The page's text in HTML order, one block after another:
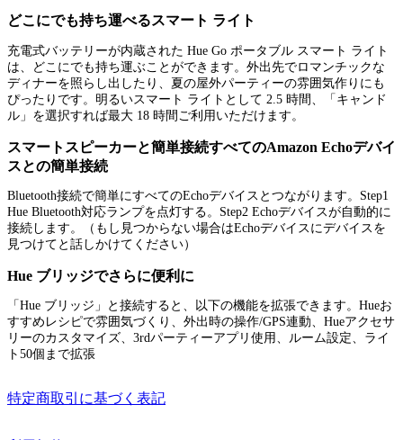
どこにでも持ち運べるスマート ライト
充電式バッテリーが内蔵された Hue Go ポータブル スマート ライト
は、どこにでも持ち運ぶことができます。外出先でロマンチックな
ディナーを照らし出したり、夏の屋外パーティーの雰囲気作りにも
ぴったりです。明るいスマート ライトとして 2.5 時間、「キャンド
ル」を選択すれば最大 18 時間ご利用いただけます。
スマートスピーカーと簡単接続すべてのAmazon Echoデバイ
スとの簡単接続
Bluetooth接続で簡単にすべてのEchoデバイスとつながります。Step1
Hue Bluetooth対応ランプを点灯する。Step2 Echoデバイスが自動的に
接続します。（もし見つからない場合はEchoデバイスにデバイスを
見つけてと話しかけてください）
Hue ブリッジでさらに便利に
「Hue ブリッジ」と接続すると、以下の機能を拡張できます。Hueお
すすめレシピで雰囲気づくり、外出時の操作/GPS連動、Hueアクセサ
リーのカスタマイズ、3rdパーティーアプリ使用、ルーム設定、ライ
ト50個まで拡張
特定商取引に基づく表記